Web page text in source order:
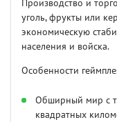
Производство и
уголь, фрукты или
экономическую
населения и войска.
Особенности
Обширный мир с
квадратных